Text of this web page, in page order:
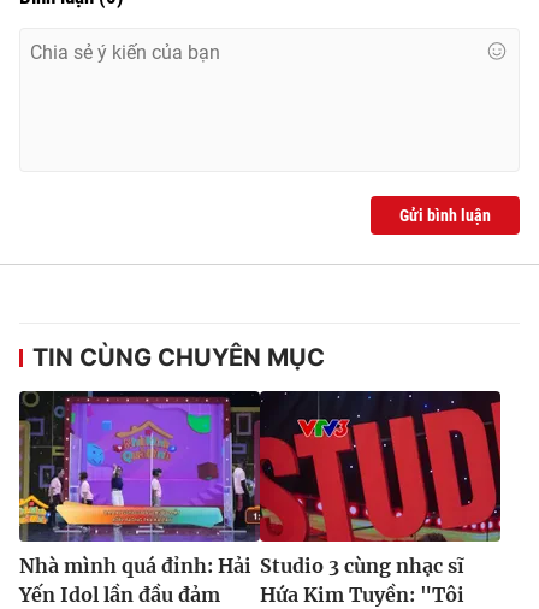
Gửi bình luận
TIN CÙNG CHUYÊN MỤC
Nhà mình quá đỉnh: Hải
Yến Idol lần đầu đảm
Studio 3 cùng nhạc sĩ
Hứa Kim Tuyền: "Tôi